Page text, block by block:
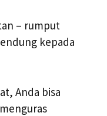
– rumput
kepada
Anda bisa